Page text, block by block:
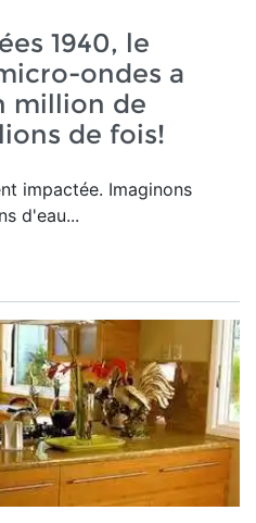
1940, le
ondes a
million de
de fois!
impactée. Imaginons
d'eau...